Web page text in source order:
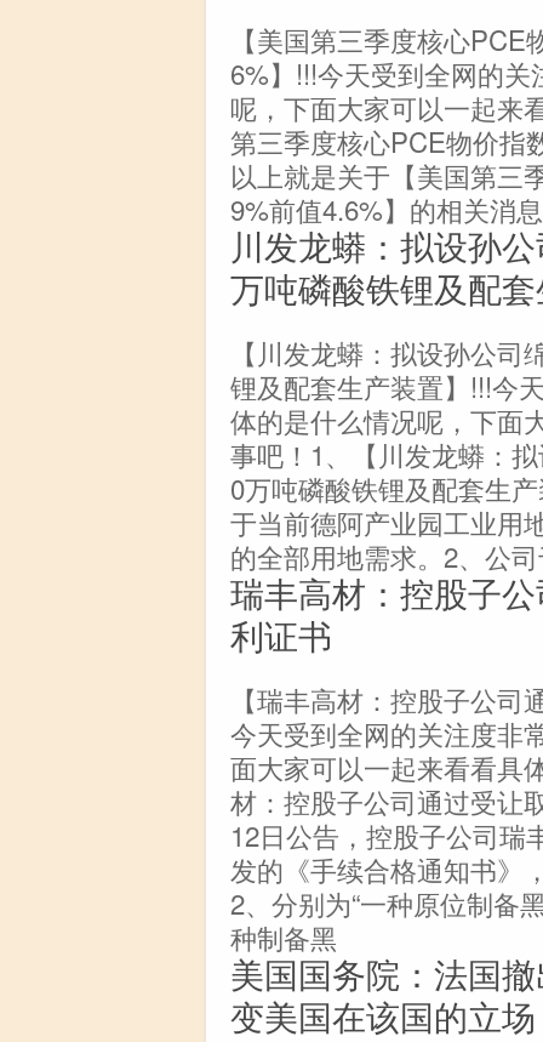
【美国第三季度核心
6%】!!!今天受到全网的
呢，下面大家可以一起来
第三季度核心PCE物价指
以上就是关于【美国第三
9%前值4.6%】的相关消
川发龙蟒：拟设孙
万吨磷酸铁锂及配
【川发龙蟒：拟设孙公
锂及配套生产装置】!!!今
体的是什么情况呢，下面
事吧！1、【川发龙蟒：
0万吨磷酸铁锂及配套生
于当前德阿产业园工业用
的全部用地需求。2、公
瑞丰高材：控股子
利证书
【瑞丰高材：控股子公
今天受到全网的关注度非
面大家可以一起来看看具
材：控股子公司通过受让
12日公告，控股子公司瑞
发的《手续合格通知书》
2、分别为“一种原位制备
种制备黑
美国国务院：法国
变美国在该国的立场